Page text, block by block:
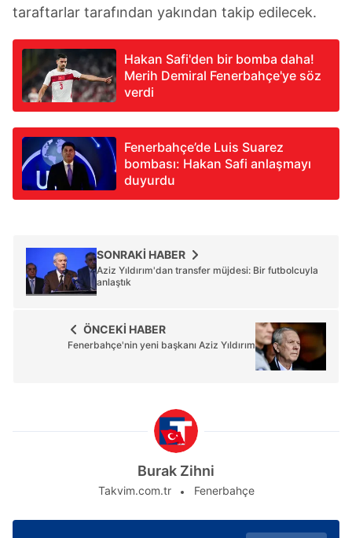
taraftarlar tarafından yakından takip edilecek.
Hakan Safi'den bir bomba daha!
Merih Demiral Fenerbahçe'ye söz
verdi
Fenerbahçe’de Luis Suarez
bombası: Hakan Safi anlaşmayı
duyurdu
SONRAKİ HABER
Aziz Yıldırım'dan transfer müjdesi: Bir futbolcuyla
anlaştık
ÖNCEKİ HABER
Fenerbahçe'nin yeni başkanı Aziz Yıldırım
Burak Zihni
Takvim.com.tr Fenerbahçe